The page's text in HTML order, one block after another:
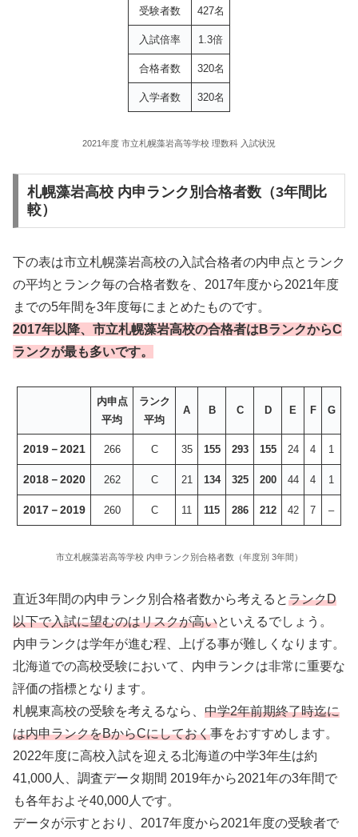
受験者数 427名
入試倍率 1.3倍
合格者数 320名
入学者数 320名
2021年度 市立札幌藻岩高等学校 理数科 入試状況
札幌藻岩高校 内申ランク別合格者数（3年間比
較）
下の表は市立札幌藻岩高校の入試合格者の内申点とランク
の平均とランク毎の合格者数を、2017年度から2021年度
までの5年間を3年度毎にまとめたものです。
2017年以降、市立札幌藻岩高校の合格者はBランクからC
ランクが最も多いです。
内申点
平均
ランク
平均
A B C D E F G
2019－2021 266 C 35 155 293 155 24 4 1
2018－2020 262 C 21 134 325 200 44 4 1
2017－2019 260 C 11 115 286 212 42 7 –
市立札幌藻岩高等学校 内申ランク別合格者数（年度別 3年間）
直近3年間の内申ランク別合格者数から考えるとランクD
以下で入試に望むのはリスクが高いといえるでしょう。
内申ランクは学年が進む程、上げる事が難しくなります。
北海道での高校受験において、内申ランクは非常に重要な
評価の指標となります。
札幌東高校の受験を考えるなら、 中学2年前期終了時迄に
は内申ランクをBからCにしておく事をおすすめします。
2022年度に高校入試を迎える北海道の中学3年生は約
41,000人、調査データ期間 2019年から2021年の3年間で
も各年およそ40,000人です。
データが示すとおり、2017年度から2021年度の受験者で